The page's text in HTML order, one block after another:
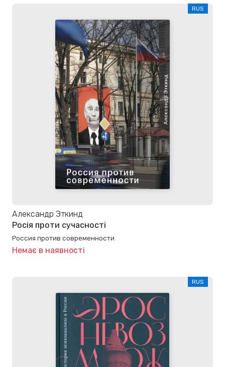
RUS
Александр Эткинд
Росія проти сучасності
Россия против современности
Немає в наявності
RUS